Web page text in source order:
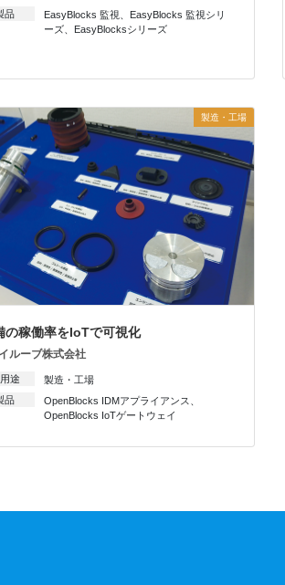
品
EasyBlocks 監視
EasyBlocks 監視シリ
ーズ
EasyBlocksシリーズ
製造・工場
の稼働率をIoTで可視化
ルーブ株式会社
途
製造・工場
品
OpenBlocks IDMアプライアンス
OpenBlocks IoTゲートウェイ